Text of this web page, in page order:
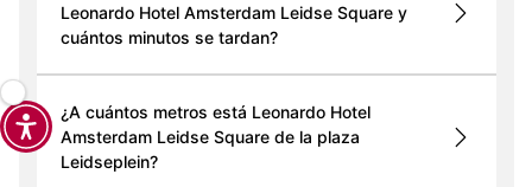
Leonardo Hotel Amsterdam Leidse Square y
cuántos minutos se tardan?
¿A cuántos metros está Leonardo Hotel
Amsterdam Leidse Square de la plaza
Leidseplein?